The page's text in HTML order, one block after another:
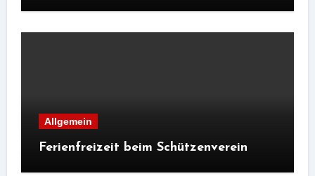
Allgemein
Ferienfreizeit beim Schützenverein